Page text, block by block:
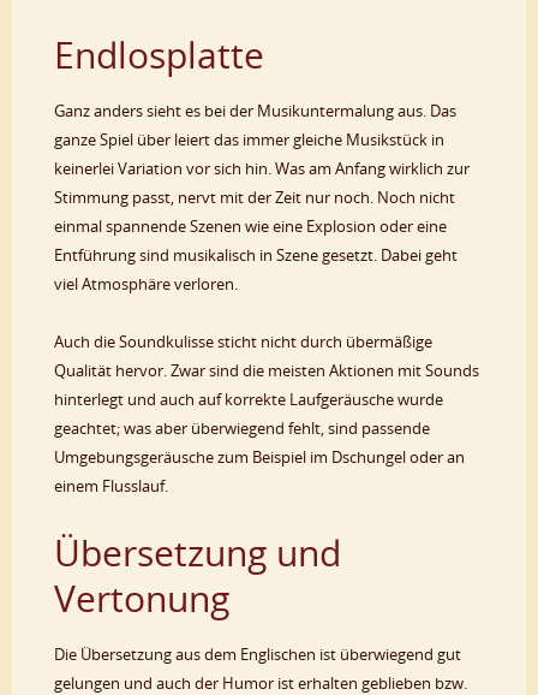
Endlosplatte
Ganz anders sieht es bei der Musikuntermalung aus. Das
ganze Spiel über leiert das immer gleiche Musikstück in
keinerlei Variation vor sich hin. Was am Anfang wirklich zur
Stimmung passt, nervt mit der Zeit nur noch. Noch nicht
einmal spannende Szenen wie eine Explosion oder eine
Entführung sind musikalisch in Szene gesetzt. Dabei geht
viel Atmosphäre verloren.
Auch die Soundkulisse sticht nicht durch übermäßige
Qualität hervor. Zwar sind die meisten Aktionen mit Sounds
hinterlegt und auch auf korrekte Laufgeräusche wurde
geachtet; was aber überwiegend fehlt, sind passende
Umgebungsgeräusche zum Beispiel im Dschungel oder an
einem Flusslauf.
Übersetzung und
Vertonung
Die Übersetzung aus dem Englischen ist überwiegend gut
gelungen und auch der Humor ist erhalten geblieben bzw.